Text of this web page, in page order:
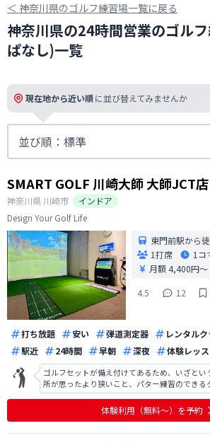
＜ 神奈川県のゴルフ練習場一覧に戻る
神奈川県の24時間営業のゴル
ぱなし)一覧
現在地から近い順に並び替えてみませんか
SMART GOLF 川崎大師 大師JCT店
神奈川県 川崎市
インドア
Design Your Golf Life
東門前駅から
1打席
1コ
月額 4,400円〜
4.5
12
打ち放題 安い 弾道測定器 レンタル
駅近
24時間 早朝 深夜 体験レッ
ゴルフセットが備え付けてあるため、いざとい
所が思ったより狭いこと、パター練習のできる
い。 傾斜マットがあるのは良い天気。 エアコ
ていて、ソファーが濡れていることがあった。
画像が見えてしまう。敢えて見
体験利用（無料〜）を予約